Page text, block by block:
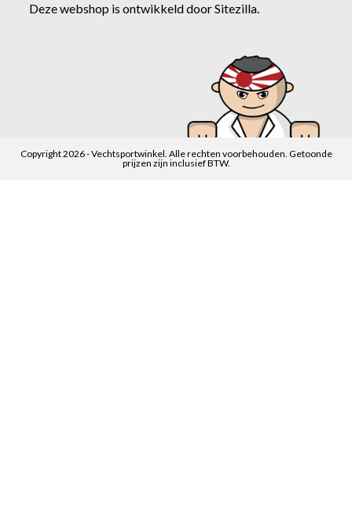
Deze webshop is ontwikkeld doorSitezilla.
Copyright 2026 - Vechtsportwinkel. Alle rechten voorbehouden. Getoonde
prijzen zijn inclusief BTW.